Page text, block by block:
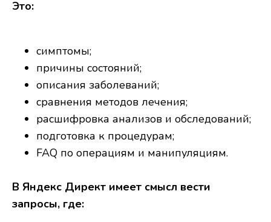
Это:
симптомы;
причины состояний;
описания заболеваний;
сравнения методов лечения;
расшифровка анализов и обследований;
подготовка к процедурам;
FAQ по операциям и манипуляциям.
В Яндекс Директ имеет смысл вести
запросы, где: